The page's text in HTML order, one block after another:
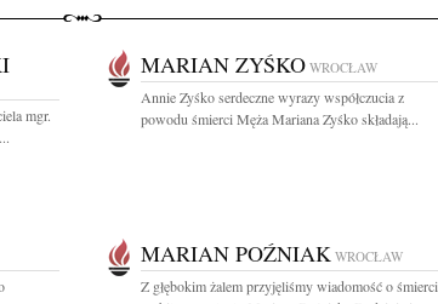
mgr.
MARIAN ZYŚKO WROCŁAW
Annie Zyśko serdeczne wyrazy współczucia z
powodu śmierci Męża Mariana Zyśko składają...
MARIAN POŹNIAK WROCŁAW
Z głębokim żalem przyjęliśmy wiadomość o śmierci